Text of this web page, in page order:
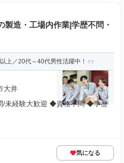
製造・工場内作業|学歴不問・
上／20代～40代男性活躍中！
大井
/未経験大歓迎 ◆資格不問 ◆学歴
気になる